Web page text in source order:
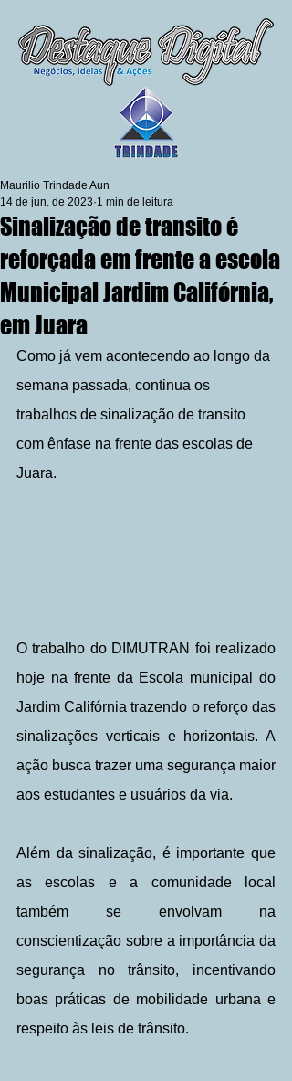
Sinalização de transito é
reforçada em frente a escola
Municipal Jardim Califórnia,
em Juara
Maurilio Trindade Aun
14 de jun. de 2023 1 min de leitura
Como já vem acontecendo ao longo da
semana passada, continua os
trabalhos de sinalização de transito
com ênfase na frente das escolas de
Juara.
O trabalho do DIMUTRAN foi realizado
hoje na frente da Escola municipal do
Jardim Califórnia trazendo o reforço das
sinalizações verticais e horizontais. A
ação busca trazer uma segurança maior
aos estudantes e usuários da via.
Além da sinalização, é importante que
as escolas e a comunidade local
também se envolvam na
conscientização sobre a importância da
segurança no trânsito, incentivando
boas práticas de mobilidade urbana e
respeito às leis de trânsito.